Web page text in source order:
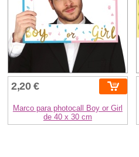
2,20 €
Marco para photocall Boy or Girl
de 40 x 30 cm